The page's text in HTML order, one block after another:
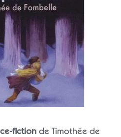
fiction de Timothée de